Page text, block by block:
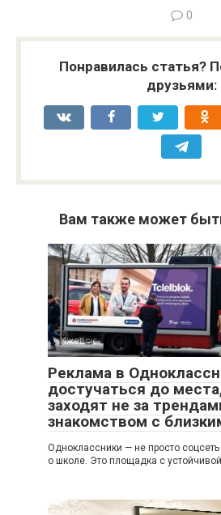
0
Понравилась статья?
друзьями:
Вам также может
Ижевск
Реклама в
достучаться до
заходят не за
знакомством с
Одноклассники — не просто
о школе. Это площадка с